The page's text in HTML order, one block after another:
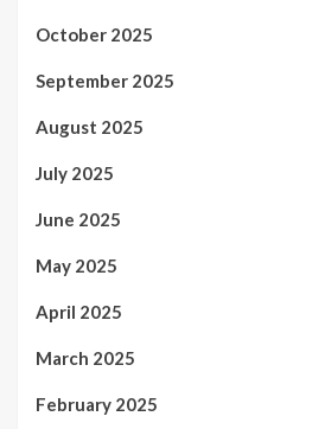
October 2025
September 2025
August 2025
July 2025
June 2025
May 2025
April 2025
March 2025
February 2025